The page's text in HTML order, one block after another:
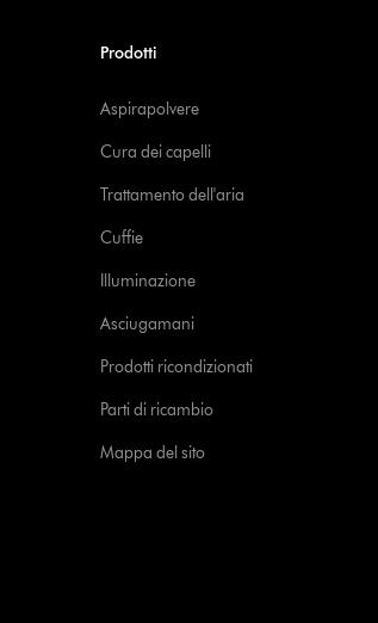
Prodotti
Aspirapolvere
Cura dei capelli
Trattamento dell'aria
Cuffie
Illuminazione
Asciugamani
Prodotti ricondizionati
Parti di ricambio
Mappa del sito